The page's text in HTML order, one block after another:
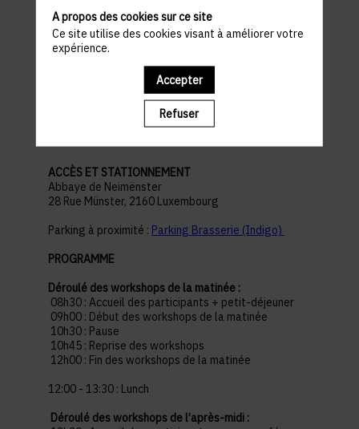
Informations
pratiques
ACCÈS ET STATIONNEMENT
Abbaye de Neimënster
28 Rue Münster, 2160 Luxembourg
Parking à proximité : Parking Brasserie (Indigo)
PROGRAMME
Déroulé des workshops de la matinée :
08h30 : Accueil des participants + petit-déjeuner
09h00 : Début des workshops de la matinée
10h30 : Pause
10h45 : Reprise des workshops
12h00 : Fin des workshops de la matinée
12:00 - 13:30 : Lunch
Déroulé des workshops de l’après-midi :
A propos des cookies sur ce site
Ce site utilise des cookies visant à améliorer votre
expérience.
Accepter
Refuser